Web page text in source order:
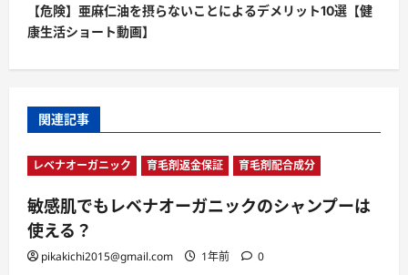
ゲ
ー
シ
ン
【危険】亜麻仁油を摂らないことによるデメリット10選【健
康生活ショート動画】
関連記事
レベナオーガニック 育毛剤返金保証 育毛剤配合成分
敏感肌でもレベナオーガニックのシャンプーは
使える？
pikakichi2015@gmail.com 1年前 0